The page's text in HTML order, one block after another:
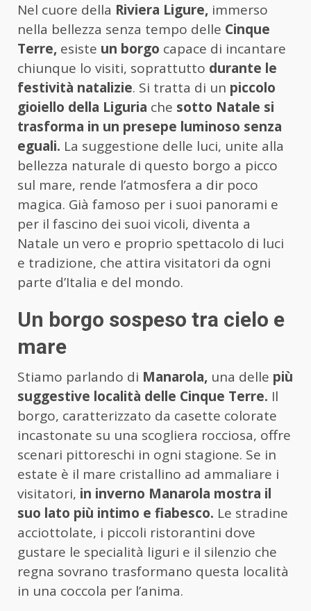
Nel cuore della Riviera Ligure, immerso
nella bellezza senza tempo delle Cinque
Terre, esiste un borgo capace di incantare
chiunque lo visiti, soprattutto durante le
festività natalizie. Si tratta di un piccolo
gioiello della Liguria che sotto Natale si
trasforma in un presepe luminoso senza
eguali. La suggestione delle luci, unite alla
bellezza naturale di questo borgo a picco
sul mare, rende l’atmosfera a dir poco
magica. Già famoso per i suoi panorami e
per il fascino dei suoi vicoli, diventa a
Natale un vero e proprio spettacolo di luci
e tradizione, che attira visitatori da ogni
parte d’Italia e del mondo.
Un borgo sospeso tra cielo e
mare
Stiamo parlando di Manarola, una delle più
suggestive località delle Cinque Terre. Il
borgo, caratterizzato da casette colorate
incastonate su una scogliera rocciosa, offre
scenari pittoreschi in ogni stagione. Se in
estate è il mare cristallino ad ammaliare i
visitatori, in inverno Manarola mostra il
suo lato più intimo e fiabesco. Le stradine
acciottolate, i piccoli ristorantini dove
gustare le specialità liguri e il silenzio che
regna sovrano trasformano questa località
in una coccola per l’anima.